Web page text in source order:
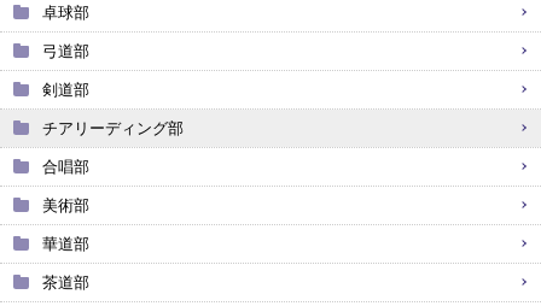
卓球部
弓道部
剣道部
チアリーディング部
合唱部
美術部
華道部
茶道部